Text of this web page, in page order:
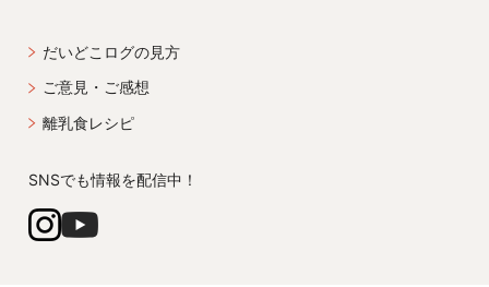
だいどこログの見方
ご意見・ご感想
離乳食レシピ
SNSでも情報を配信中！